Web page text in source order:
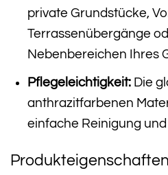
private Grundstücke,
Terrassenübergänge
Nebenbereichen Ihres
Pflegeleichtigkeit:Die
anthrazitfarbenen
einfache Reinigung